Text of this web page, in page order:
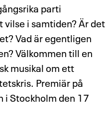
parti
i samtiden? Är det
Vad är egentligen
Välkommen till en
musikal om ett
Premiär på
i Stockholm den 17